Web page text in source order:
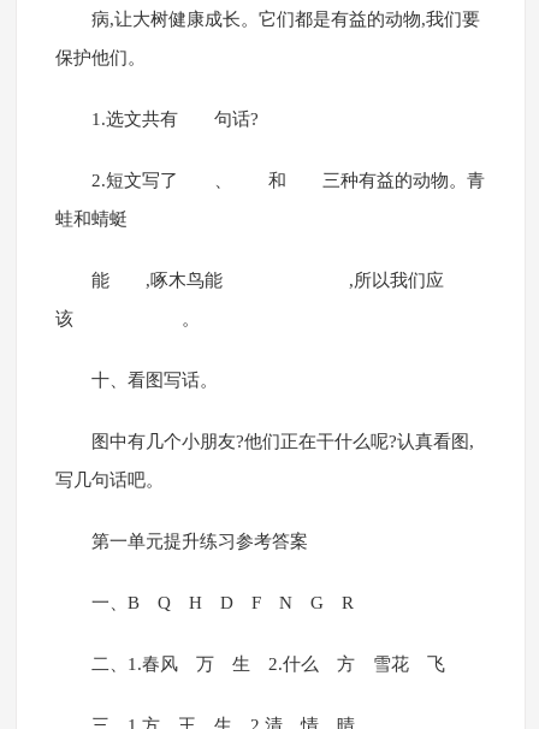
病,让大树健康成长。它们都是有益的动物,我们要
保护他们。
1.选文共有 句话?
2.短文写了 、 和 三种有益的动物。青
蛙和蜻蜓
能 ,啄木鸟能 ,所以我们应
该 。
十、看图写话。
图中有几个小朋友?他们正在干什么呢?认真看图,
写几句话吧。
第一单元提升练习参考答案
一、B Q H D F N G R
二、1.春风 万 生 2.什么 方 雪花 飞